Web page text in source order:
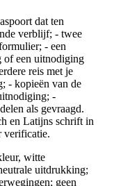
dat ten
verblijf; - twee
- een
of een uitnodiging
reis met je
- kopieën van de
-
als gevraagd.
en Latijns schrift in
verificatie.
witte
uitdrukking;
geen